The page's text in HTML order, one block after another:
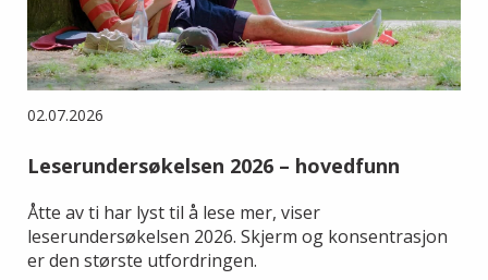
02.07.2026
Leserundersøkelsen 2026 – hovedfunn
Åtte av ti har lyst til å lese mer, viser
leserundersøkelsen 2026. Skjerm og konsentrasjon
er den største utfordringen.